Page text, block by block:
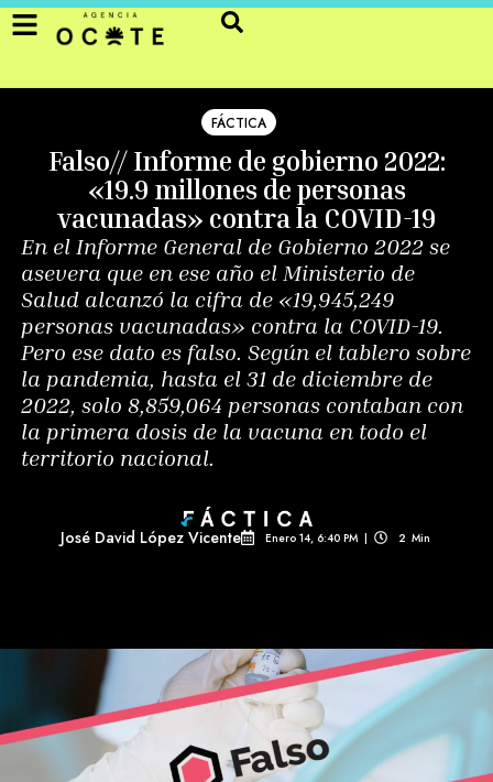
FÁCTICA
Falso// Informe de gobierno 2022:
«19.9 millones de personas
vacunadas» contra la COVID-19
En el Informe General de Gobierno 2022 se
asevera que en ese año el Ministerio de
Salud alcanzó la cifra de «19,945,249
personas vacunadas» contra la COVID-19.
Pero ese dato es falso. Según el tablero sobre
la pandemia, hasta el 31 de diciembre de
2022, solo 8,859,064 personas contaban con
la primera dosis de la vacuna en todo el
territorio nacional.
José David López Vicente Enero 14, 6:40 PM | 2 Min